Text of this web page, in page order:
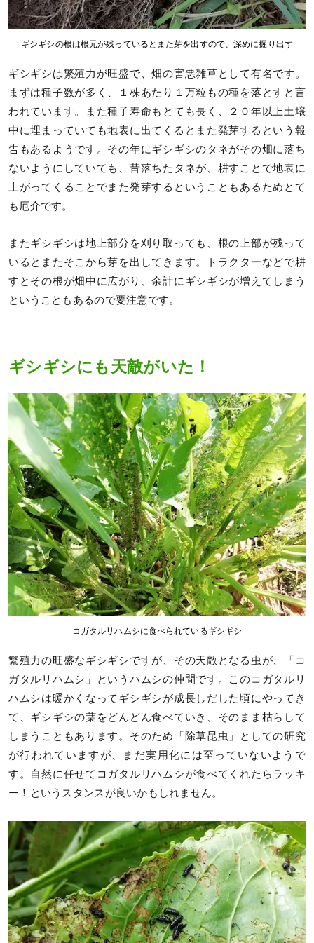
ギシギシの根は根元が残っているとまた芽を出すので、深めに掘り出す
ギシギシは繁殖力が旺盛で、畑の害悪雑草として有名です。
まずは種子数が多く、１株あたり１万粒もの種を落とすと言
われています。また種子寿命もとても長く、２０年以上土壌
中に埋まっていても地表に出てくるとまた発芽するという報
告もあるようです。その年にギシギシのタネがその畑に落ち
ないようにしていても、昔落ちたタネが、耕すことで地表に
上がってくることでまた発芽するということもあるためとて
も厄介です。
またギシギシは地上部分を刈り取っても、根の上部が残って
いるとまたそこから芽を出してきます。トラクターなどで耕
すとその根が畑中に広がり、余計にギシギシが増えてしまう
ということもあるので要注意です。
ギシギシにも天敵がいた！
コガタルリハムシに食べられているギシギシ
繁殖力の旺盛なギシギシですが、その天敵となる虫が、「コ
ガタルリハムシ」というハムシの仲間です。このコガタルリ
ハムシは暖かくなってギシギシが成長しだした頃にやってき
て、ギシギシの葉をどんどん食べていき、そのまま枯らして
しまうこともあります。そのため「除草昆虫」としての研究
が行われていますが、まだ実用化には至っていないようで
す。自然に任せてコガタルリハムシが食べてくれたらラッキ
ー！というスタンスが良いかもしれません。